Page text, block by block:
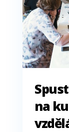
na